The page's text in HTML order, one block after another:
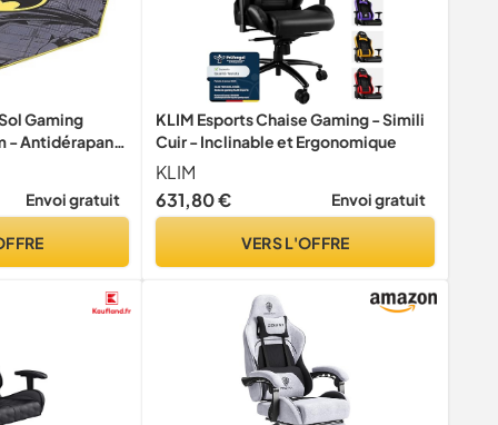
Gaming
- Antidérapant
– Tapis de
pour
à Nettoyer -
Envoi gratuit
KLIM Esports Chaise Gaming - Simili
Cuir - Inclinable et Ergonomique
KLIM
631,80 €
Envoi gratuit
VERS L'OFFRE